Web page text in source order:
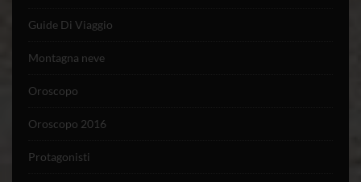
Guide Di Viaggio
Montagna neve
Oroscopo
Oroscopo 2016
Protagonisti